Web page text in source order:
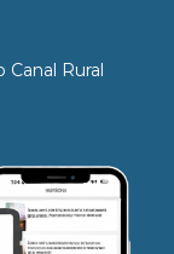
Rural